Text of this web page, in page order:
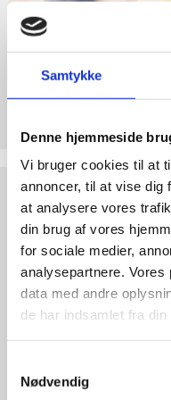
Samtykke
Denne hjemmeside
Vi bruger cookies til at
annoncer, til at vise dig
at analysere vores
din brug af vores
for sociale medier,
analysepartnere. Vores
data med andre
de har indsamlet fra
Nødvendig
Life
internationalt
2.8:
Nyhedsbrev
3.0:
Nyheder
4.0:
Webshop
Støt Retten til Liv
Hjertelig tak for
Test
dine
argumenter